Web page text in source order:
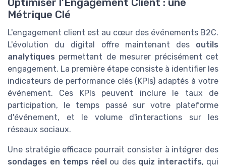
Métrique Clé
L'engagement client est au cœur des événements B2C.
L'évolution du digital offre maintenant des outils
analytiques permettant de mesurer précisément cet
engagement. La première étape consiste à identifier les
indicateurs de performance clés (KPIs) adaptés à votre
événement. Ces KPIs peuvent inclure le taux de
participation, le temps passé sur votre plateforme
d'événement, et le volume d'interactions sur les
réseaux sociaux.
Une stratégie efficace pourrait consister à intégrer des
sondages en temps réelou des quiz interactifs, qui